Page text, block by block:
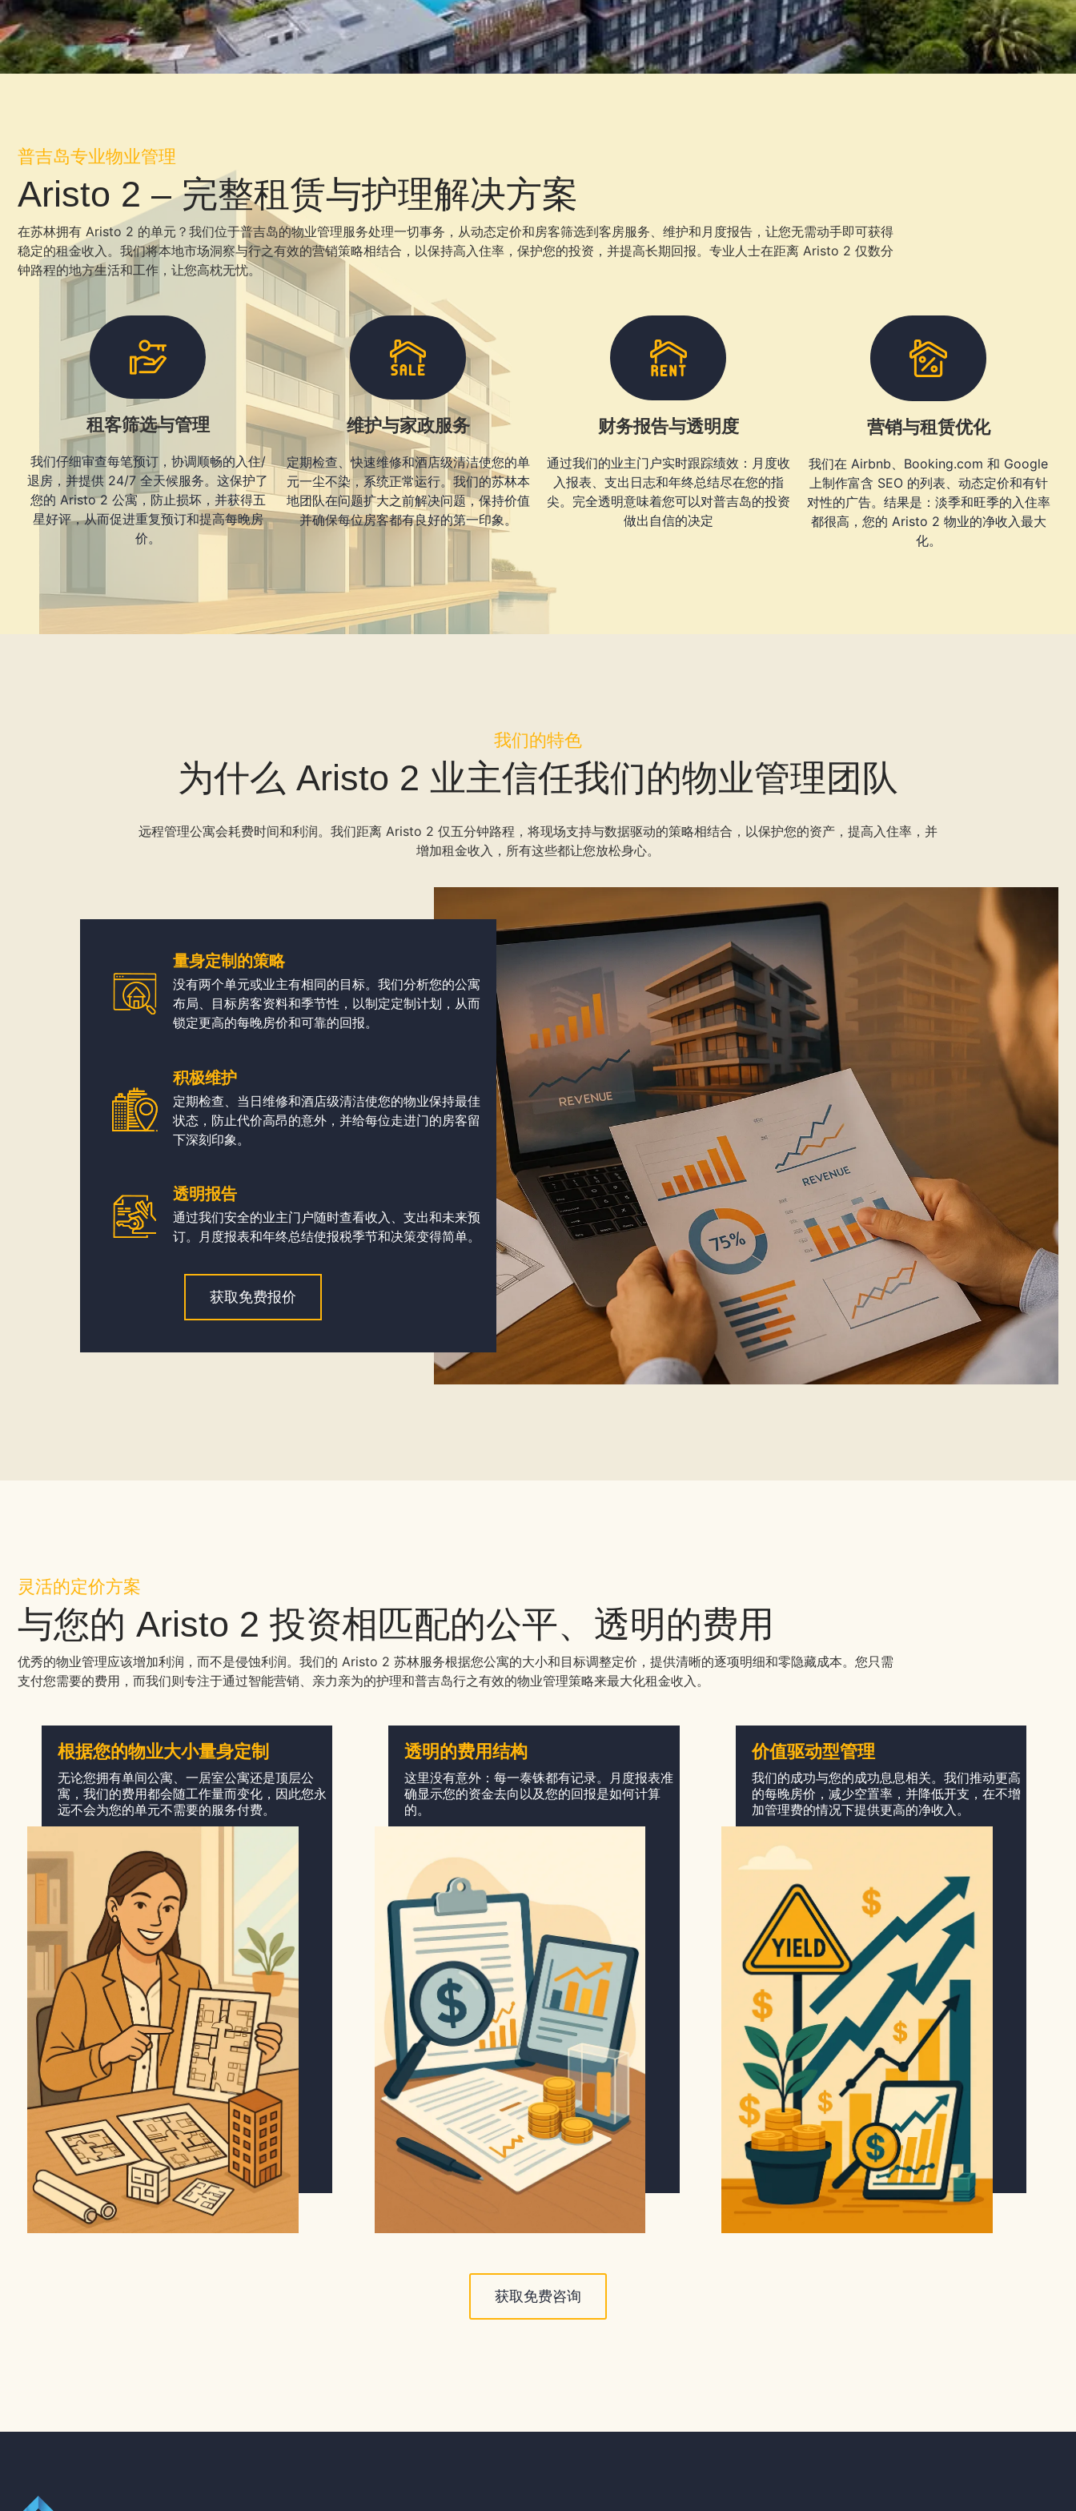
普吉岛专业物业管理
Aristo 2 – 完整租赁与护理解决方案
在苏林拥有 Aristo 2 的单元？我们位于普吉岛的物业管理服务处理一切事务，从动态定价和房客筛选到客房服务、维护和月度报告，让您无需动手即可获得
稳定的租金收入。我们将本地市场洞察与行之有效的营销策略相结合，以保持高入住率，保护您的投资，并提高长期回报。专业人士在距离 Aristo 2 仅数分
钟路程的地方生活和工作，让您高枕无忧。
租客筛选与管理
我们仔细审查每笔预订，协调顺畅的入住/
退房，并提供 24/7 全天候服务。这保护了
您的 Aristo 2 公寓，防止损坏，并获得五
星好评，从而促进重复预订和提高每晚房
价。
维护与家政服务
定期检查、快速维修和酒店级清洁使您的单
元一尘不染，系统正常运行。我们的苏林本
地团队在问题扩大之前解决问题，保持价值
并确保每位房客都有良好的第一印象。
财务报告与透明度
通过我们的业主门户实时跟踪绩效：月度收
入报表、支出日志和年终总结尽在您的指
尖。完全透明意味着您可以对普吉岛的投资
做出自信的决定
营销与租赁优化
我们在 Airbnb、Booking.com 和 Google
上制作富含 SEO 的列表、动态定价和有针
对性的广告。结果是：淡季和旺季的入住率
都很高，您的 Aristo 2 物业的净收入最大
化。
我们的特色
为什么 Aristo 2 业主信任我们的物业管理团队
远程管理公寓会耗费时间和利润。我们距离 Aristo 2 仅五分钟路程，将现场支持与数据驱动的策略相结合，以保护您的资产，提高入住率，并
增加租金收入，所有这些都让您放松身心。
量身定制的策略
没有两个单元或业主有相同的目标。我们分析您的公寓
布局、目标房客资料和季节性，以制定定制计划，从而
锁定更高的每晚房价和可靠的回报。
积极维护
定期检查、当日维修和酒店级清洁使您的物业保持最佳
状态，防止代价高昂的意外，并给每位走进门的房客留
下深刻印象。
透明报告
通过我们安全的业主门户随时查看收入、支出和未来预
订。月度报表和年终总结使报税季节和决策变得简单。
获取免费报价
灵活的定价方案
与您的 Aristo 2 投资相匹配的公平、透明的费用
优秀的物业管理应该增加利润，而不是侵蚀利润。我们的 Aristo 2 苏林服务根据您公寓的大小和目标调整定价，提供清晰的逐项明细和零隐藏成本。您只需
支付您需要的费用，而我们则专注于通过智能营销、亲力亲为的护理和普吉岛行之有效的物业管理策略来最大化租金收入。
根据您的物业大小量身定制
无论您拥有单间公寓、一居室公寓还是顶层公
寓，我们的费用都会随工作量而变化，因此您永
远不会为您的单元不需要的服务付费。
透明的费用结构
这里没有意外：每一泰铢都有记录。月度报表准
确显示您的资金去向以及您的回报是如何计算
的。
价值驱动型管理
我们的成功与您的成功息息相关。我们推动更高
的每晚房价，减少空置率，并降低开支，在不增
加管理费的情况下提供更高的净收入。
获取免费咨询